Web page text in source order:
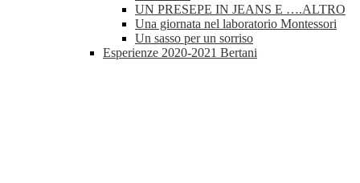
UN PRESEPE IN JEANS E ….ALTRO
Una giornata nel laboratorio Montessori
Un sasso per un sorriso
Esperienze 2020-2021 Bertani